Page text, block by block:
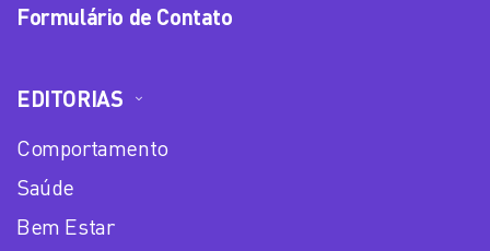
Formulário de Contato
EDITORIAS
Comportamento
Saúde
Bem Estar